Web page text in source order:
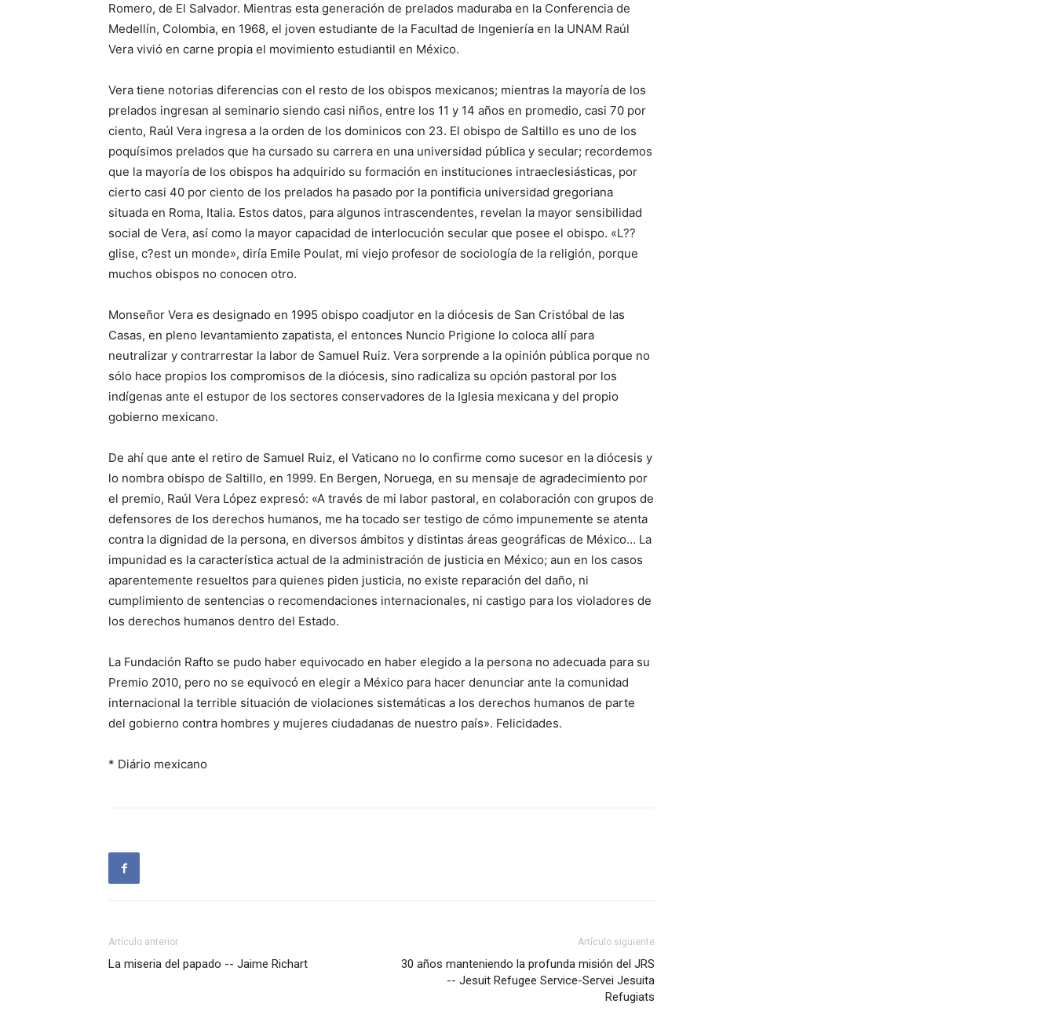
Romero, de El Salvador. Mientras esta generación de prelados maduraba en la Conferencia de
Medellín, Colombia, en 1968, el joven estudiante de la Facultad de Ingeniería en la UNAM Raúl
Vera vivió en carne propia el movimiento estudiantil en México.
Vera tiene notorias diferencias con el resto de los obispos mexicanos; mientras la mayoría de los
prelados ingresan al seminario siendo casi niños, entre los 11 y 14 años en promedio, casi 70 por
ciento, Raúl Vera ingresa a la orden de los dominicos con 23. El obispo de Saltillo es uno de los
poquísimos prelados que ha cursado su carrera en una universidad pública y secular; recordemos
que la mayoría de los obispos ha adquirido su formación en instituciones intraeclesiásticas, por
cierto casi 40 por ciento de los prelados ha pasado por la pontificia universidad gregoriana
situada en Roma, Italia. Estos datos, para algunos intrascendentes, revelan la mayor sensibilidad
social de Vera, así como la mayor capacidad de interlocución secular que posee el obispo. «L??
glise, c?est un monde», diría Emile Poulat, mi viejo profesor de sociología de la religión, porque
muchos obispos no conocen otro.
Monseñor Vera es designado en 1995 obispo coadjutor en la diócesis de San Cristóbal de las
Casas, en pleno levantamiento zapatista, el entonces Nuncio Prigione lo coloca allí para
neutralizar y contrarrestar la labor de Samuel Ruiz. Vera sorprende a la opinión pública porque no
sólo hace propios los compromisos de la diócesis, sino radicaliza su opción pastoral por los
indígenas ante el estupor de los sectores conservadores de la Iglesia mexicana y del propio
gobierno mexicano.
De ahí que ante el retiro de Samuel Ruiz, el Vaticano no lo confirme como sucesor en la diócesis y
lo nombra obispo de Saltillo, en 1999. En Bergen, Noruega, en su mensaje de agradecimiento por
el premio, Raúl Vera López expresó: «A través de mi labor pastoral, en colaboración con grupos de
defensores de los derechos humanos, me ha tocado ser testigo de cómo impunemente se atenta
contra la dignidad de la persona, en diversos ámbitos y distintas áreas geográficas de México… La
impunidad es la característica actual de la administración de justicia en México; aun en los casos
aparentemente resueltos para quienes piden justicia, no existe reparación del daño, ni
cumplimiento de sentencias o recomendaciones internacionales, ni castigo para los violadores de
los derechos humanos dentro del Estado.
La Fundación Rafto se pudo haber equivocado en haber elegido a la persona no adecuada para su
Premio 2010, pero no se equivocó en elegir a México para hacer denunciar ante la comunidad
internacional la terrible situación de violaciones sistemáticas a los derechos humanos de parte
del gobierno contra hombres y mujeres ciudadanas de nuestro país». Felicidades.
* Diário mexicano
Artículo anterior
La miseria del papado -- Jaime Richart
Artículo siguiente
30 años manteniendo la profunda misión del JRS
-- Jesuit Refugee Service-Servei Jesuita
Refugiats